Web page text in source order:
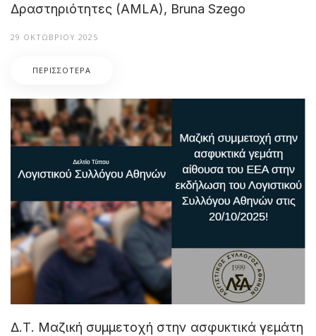
Δραστηριότητες (AMLA), Bruna Szego
29 ΟΚΤΩΒΡΊΟΥ 2025
ΠΕΡΙΣΣΌΤΕΡΑ
Δ.Τ. Μαζική συμμετοχή στην ασφυκτικά γεμάτη